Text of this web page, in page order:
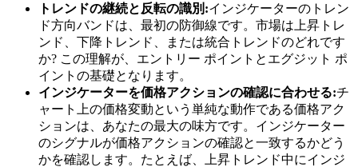
トレンドの継続と反転の識別:インジケーターのトレン
ド方向バンドは、最初の防御線です。市場は上昇トレ
ンド、下降トレンド、または統合トレンドのどれです
か? この理解が、エントリー ポイントとエグジット ポ
イントの基礎となります。
インジケーターを価格アクションの確認に合わせる:チ
ャート上の価格変動という単純な動作である価格アク
ションは、あなたの最大の味方です。インジケーター
のシグナルが価格アクションの確認と一致するかどう
かを確認します。たとえば、上昇トレンド中にインジ